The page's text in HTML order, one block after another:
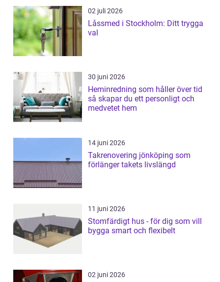
02 juli 2026
Låssmed i Stockholm: Ditt trygga
val
30 juni 2026
Heminredning som håller över tid
så skapar du ett personligt och
medvetet hem
14 juni 2026
Takrenovering jönköping som
förlänger takets livslängd
11 juni 2026
Stomfärdigt hus - för dig som vill
bygga smart och flexibelt
02 juni 2026